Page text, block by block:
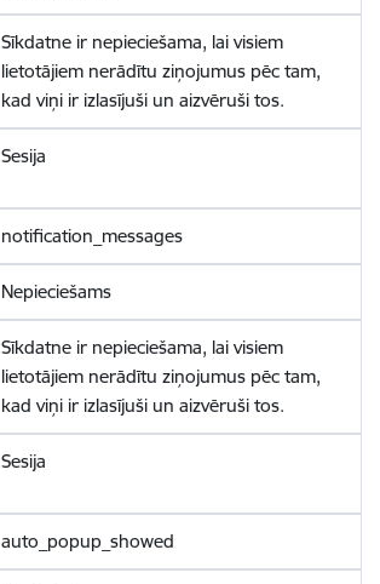
Sīkdatne ir nepieciešama, lai visiem
lietotājiem nerādītu ziņojumus pēc tam,
kad viņi ir izlasījuši un aizvēruši tos.
Sesija
notification_messages
Nepieciešams
Sīkdatne ir nepieciešama, lai visiem
lietotājiem nerādītu ziņojumus pēc tam,
kad viņi ir izlasījuši un aizvēruši tos.
Sesija
auto_popup_showed